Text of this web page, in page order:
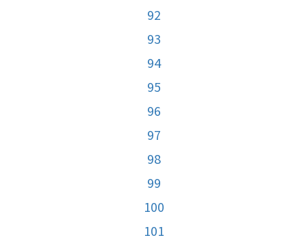
92
93
94
95
96
97
98
99
100
101